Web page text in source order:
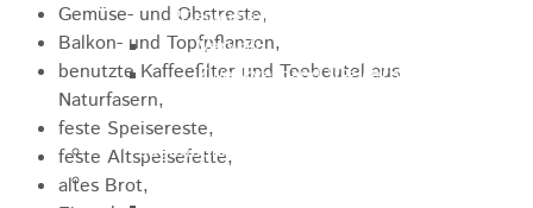
"Gewerbeverband Rosenstein"
Verwaltungsausschuss
Zweckverband "Gewerbeverband
Jugendparlament
Wahlen
Gemüse- und Obstreste,
Balkon- und Topfpflanzen,
benutzte Kaffeefilter und Teebeutel aus
Naturfasern,
feste Speisereste,
feste Altspeisefette,
altes Brot,